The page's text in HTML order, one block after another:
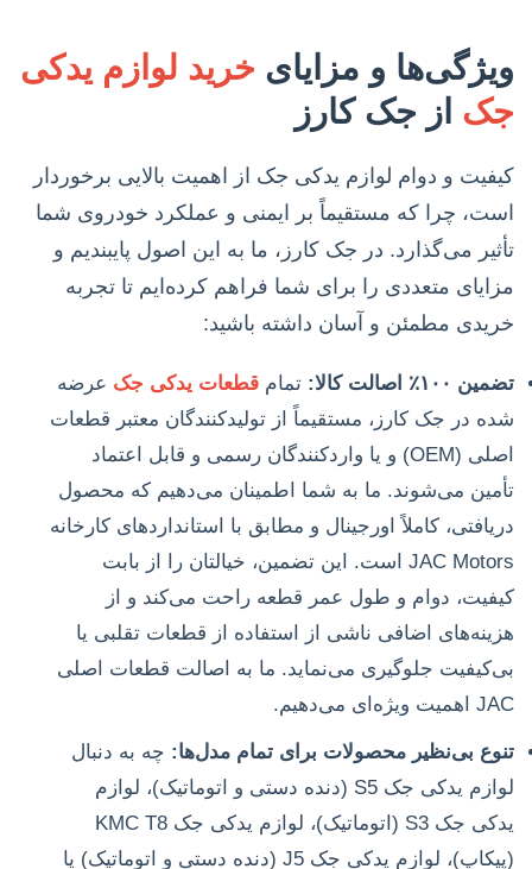
ویژگی‌ها و مزایای خرید لوازم یدکی
جک از جک کارز
کیفیت و دوام لوازم یدکی جک از اهمیت بالایی برخوردار
است، چرا که مستقیماً بر ایمنی و عملکرد خودروی شما
تأثیر می‌گذارد. در جک کارز، ما به این اصول پایبندیم و
مزایای متعددی را برای شما فراهم کرده‌ایم تا تجربه
خریدی مطمئن و آسان داشته باشید:
تضمین ۱۰۰٪ اصالت کالا: تمام قطعات یدکی جک عرضه
شده در جک کارز، مستقیماً از تولیدکنندگان معتبر قطعات
اصلی (OEM) و یا واردکنندگان رسمی و قابل اعتماد
تأمین می‌شوند. ما به شما اطمینان می‌دهیم که محصول
دریافتی، کاملاً اورجینال و مطابق با استانداردهای کارخانه
JAC Motors است. این تضمین، خیالتان را از بابت
کیفیت، دوام و طول عمر قطعه راحت می‌کند و از
هزینه‌های اضافی ناشی از استفاده از قطعات تقلبی یا
بی‌کیفیت جلوگیری می‌نماید. ما به اصالت قطعات اصلی
JAC اهمیت ویژه‌ای می‌دهیم.
تنوع بی‌نظیر محصولات برای تمام مدل‌ها: چه به دنبال
لوازم یدکی جک S5 (دنده دستی و اتوماتیک)، لوازم
یدکی جک S3 (اتوماتیک)، لوازم یدکی جک KMC T8
(پیکاپ)، لوازم یدکی جک J5 (دنده دستی و اتوماتیک) یا